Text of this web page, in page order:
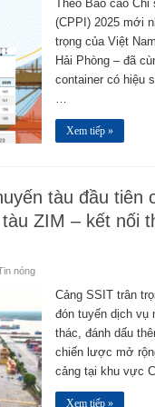
Theo Báo cáo
(CPPI) 2025 mới
trọng của Việt
Hải Phòng – đã
container có hiệu
…
Xem tiếp »
tàu đầu tiên
ZIM – kết nối
nóng
Cảng SSIT trân
đón tuyến dịch vụ
thác, đánh dấu
chiến lược mở
cảng tại khu vực
Xem tiếp »